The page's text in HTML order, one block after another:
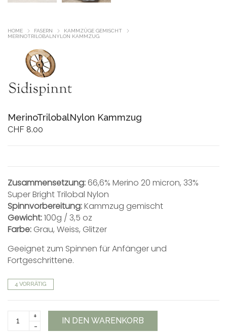
HOME FASERN
KAMMZÜGE GEMISCHT
MERINOTRILOBALNYLON KAMMZUG
MerinoTrilobalNylon Kammzug
CHF 8.00
Zusammensetzung: 66,6% Merino 20 micron, 33%
Super Bright Trilobal Nylon
Spinnvorbereitung:Kammzug gemischt
Gewicht:100g / 3,5 oz
Farbe: Grau, Weiss, Glitzer
Geeignet zum Spinnen für Anfänger und
Fortgeschrittene.
4 VORRÄTIG
MerinoTrilobalNylon
Kammzug
IN DEN WARENKORB